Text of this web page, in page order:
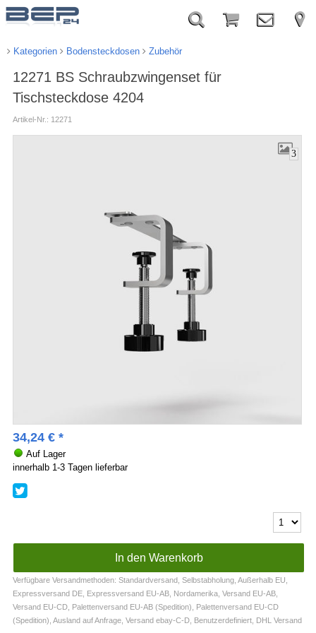
Kategorien Bodensteckdosen Zubehör
12271 BS Schraubzwingenset für
Tischsteckdose 4204
Artikel-Nr.: 12271
3
34,24 €*
Auf Lager
innerhalb 1-3 Tagen lieferbar
Verfügbare Versandmethoden: Standardversand, Selbstabholung, Außerhalb EU,
Expressversand DE, Expressversand EU-AB, Nordamerika, Versand EU-AB,
Versand EU-CD, Palettenversand EU-AB (Spedition), Palettenversand EU-CD
(Spedition), Ausland auf Anfrage, Versand ebay-C-D, Benutzerdefiniert, DHL Versand